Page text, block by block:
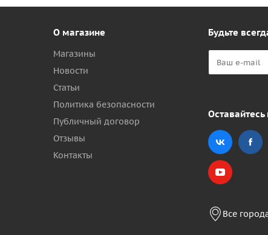
О магазине
Магазины
Новости
Статьи
Политика безопасности
Публичный договор
Отзывы
Контакты
Будьте
Оставайтесь
Все